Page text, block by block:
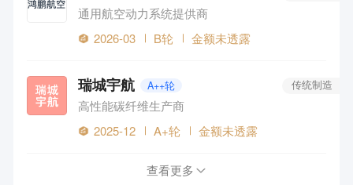
通用航空动力系统提供商
2026-03 B轮 金额未透露
瑞城宇航 A++轮
高性能碳纤维生产商
传统制造
2025-12 A+轮 金额未透露
查看更多